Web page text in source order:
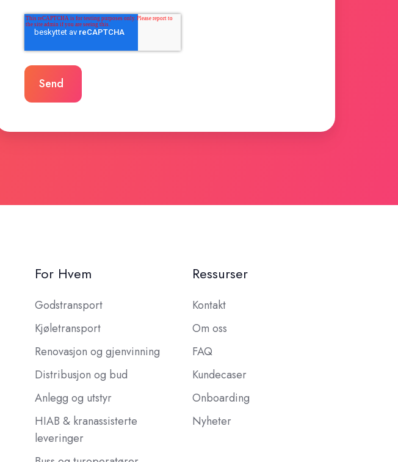
For Hvem
Godstransport
Kjøletransport
Renovasjon og gjenvinning
Distribusjon og bud
Anlegg og utstyr
HIAB & kranassisterte
leveringer
Ressurser
Kontakt
Om oss
FAQ
Kundecaser
Onboarding
Nyheter